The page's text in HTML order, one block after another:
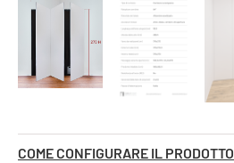
COME CONFIGURARE IL PRODOTTO